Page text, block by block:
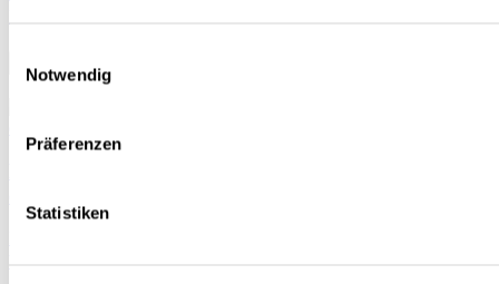
Notwendig
Präferenzen
Statistiken